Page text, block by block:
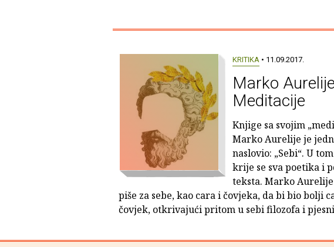
KRITIKA • 11.09.2017.
Marko
Meditacije
Knjige sa svojim
Marko Aurelije je
naslovio: „Sebi“. U
krije se sva poetika i
teksta. Marko
piše za sebe, kao cara i čovjeka, da bi bio bolji
čovjek, otkrivajući pritom u sebi filozofa i